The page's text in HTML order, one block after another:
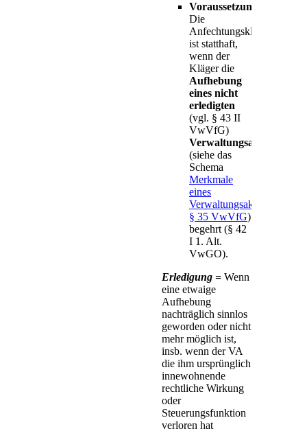
Voraussetzung
Die
Anfechtungsklage
ist statthaft,
wenn der
Kläger die
Aufhebung
eines nicht
erledigten
(vgl. § 43 II
VwVfG)
Verwaltungsaktes
(siehe das
Schema
Merkmale
eines
Verwaltungsaktes,
§ 35 VwVfG)
begehrt (§ 42
I 1. Alt.
VwGO).
Erledigung = Wenn
eine etwaige
Aufhebung
nachträglich sinnlos
geworden oder nicht
mehr möglich ist,
insb. wenn der VA
die ihm ursprünglich
innewohnende
rechtliche Wirkung
oder
Steuerungsfunktion
verloren hat